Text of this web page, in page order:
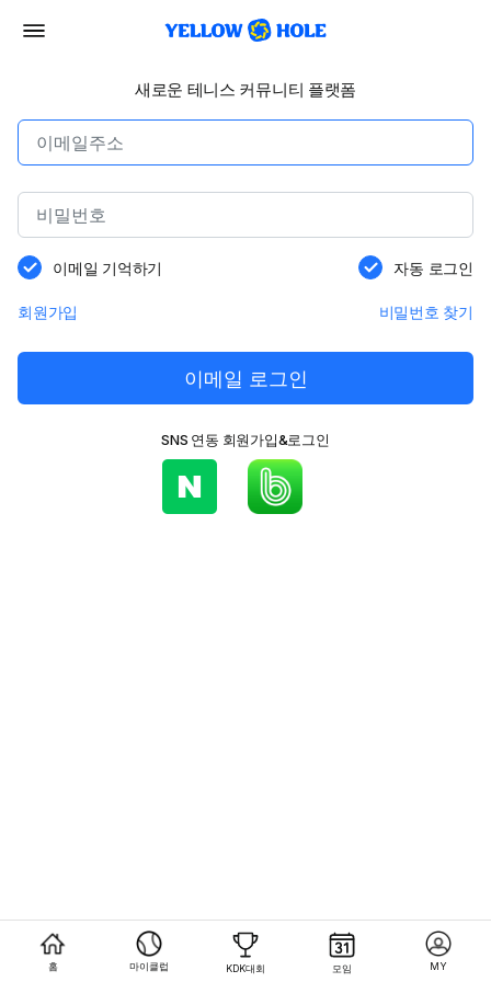
새로운 테니스 커뮤니티 플랫폼
이메일 기억하기 자동 로그인
회원가입 비밀번호 찾기
이메일 로그인
SNS 연동 회원가입&로그인
홈 마이클럽 KDK대회 모임 MY